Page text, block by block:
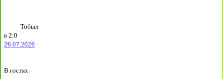
Тобыл
в 2:0
26.07.2026
В гостях